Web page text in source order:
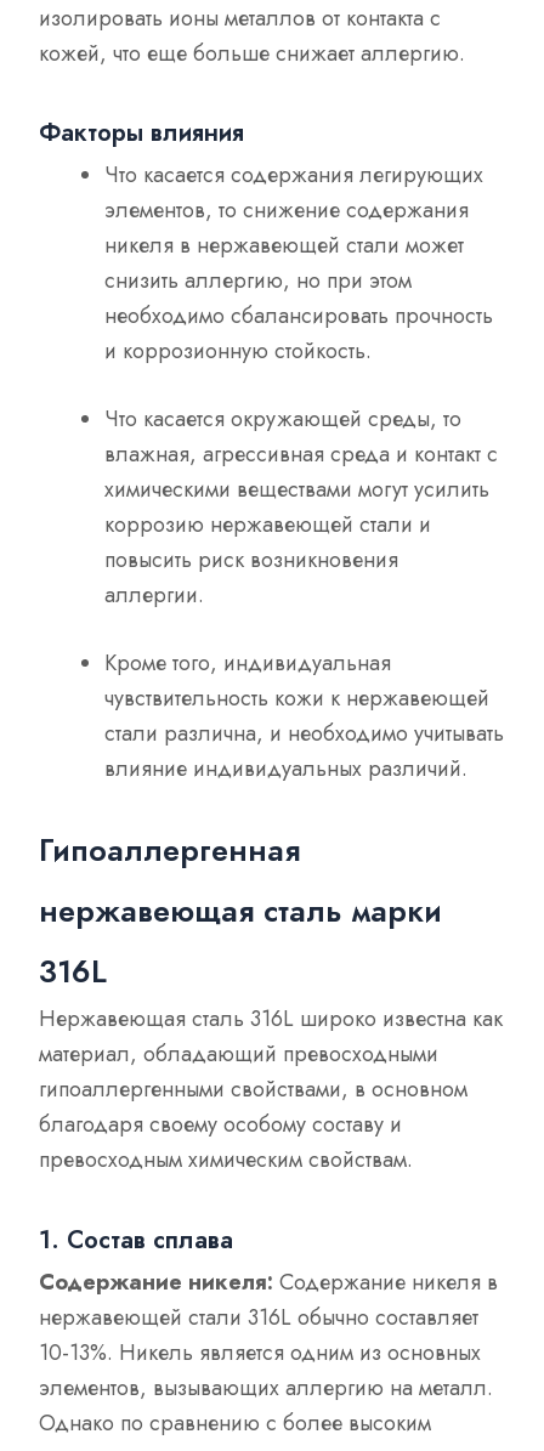
изолировать ионы металлов от контакта с
кожей, что еще больше снижает аллергию.
Факторы влияния
Что касается содержания легирующих
элементов, то снижение содержания
никеля в нержавеющей стали может
снизить аллергию, но при этом
необходимо сбалансировать прочность
и коррозионную стойкость.
Что касается окружающей среды, то
влажная, агрессивная среда и контакт с
химическими веществами могут усилить
коррозию нержавеющей стали и
повысить риск возникновения
аллергии.
Кроме того, индивидуальная
чувствительность кожи к нержавеющей
стали различна, и необходимо учитывать
влияние индивидуальных различий.
Гипоаллергенная
нержавеющая сталь марки
316L
Нержавеющая сталь 316L широко известна как
материал, обладающий превосходными
гипоаллергенными свойствами, в основном
благодаря своему особому составу и
превосходным химическим свойствам.
1. Состав сплава
Содержание никеля:Содержание никеля в
нержавеющей стали 316L обычно составляет
10-13%. Никель является одним из основных
элементов, вызывающих аллергию на металл.
Однако по сравнению с более высоким